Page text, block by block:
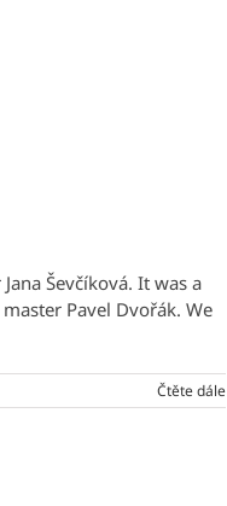
Ševčíková. It was a
Pavel Dvořák. We
Čtěte dále